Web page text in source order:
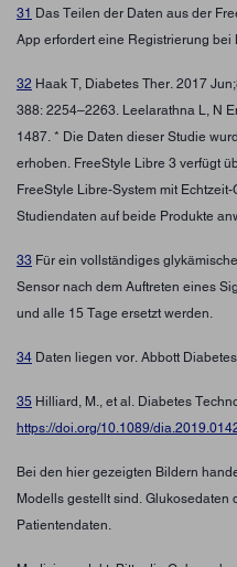
31 Das Teilen der Daten aus der
App erfordert eine Registrierung bei
32 Haak T, Diabetes Ther. 2017
388: 2254–2263. Leelarathna L, N
1487. * Die Daten dieser Studie
erhoben. FreeStyle Libre 3 verfügt
FreeStyle Libre-System mit
Studiendaten auf beide Produkte
33 Für ein vollständiges
Sensor nach dem Auftreten eines
und alle 15 Tage ersetzt werden.
34 Daten liegen vor. Abbott
35 Hilliard, M., et al. Diabetes
https://doi.org/10.1089/
Bei den hier gezeigten Bildern
Modells gestellt sind. Glukosedaten
Patientendaten.